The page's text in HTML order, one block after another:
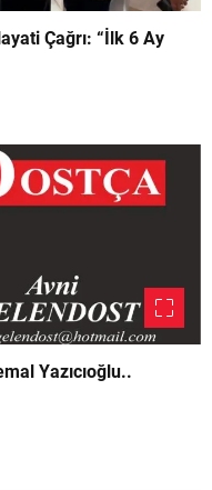
Çağrı: “İlk 6 Ay
”Mehmet Kemal Yazıcıoğlu..